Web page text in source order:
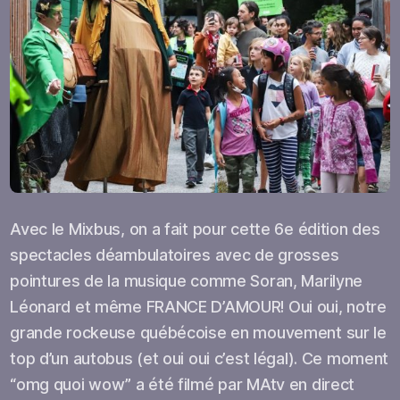
Avec le Mixbus, on a fait pour cette 6e édition des
spectacles déambulatoires avec de grosses
pointures de la musique comme Soran, Marilyne
Léonard et même FRANCE D’AMOUR! Oui oui, notre
grande rockeuse québécoise en mouvement sur le
top d’un autobus (et oui oui c’est légal). Ce moment
“omg quoi wow” a été filmé par MAtv en direct